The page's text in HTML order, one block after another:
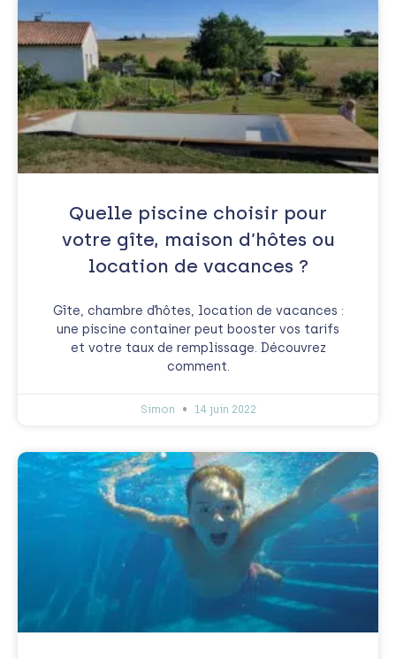
Quelle piscine choisir pour
votre gîte, maison d’hôtes ou
location de vacances ?
Gîte, chambre d’hôtes, location de vacances :
une piscine container peut booster vos tarifs
et votre taux de remplissage. Découvrez
comment.
Simon 14 juin 2022